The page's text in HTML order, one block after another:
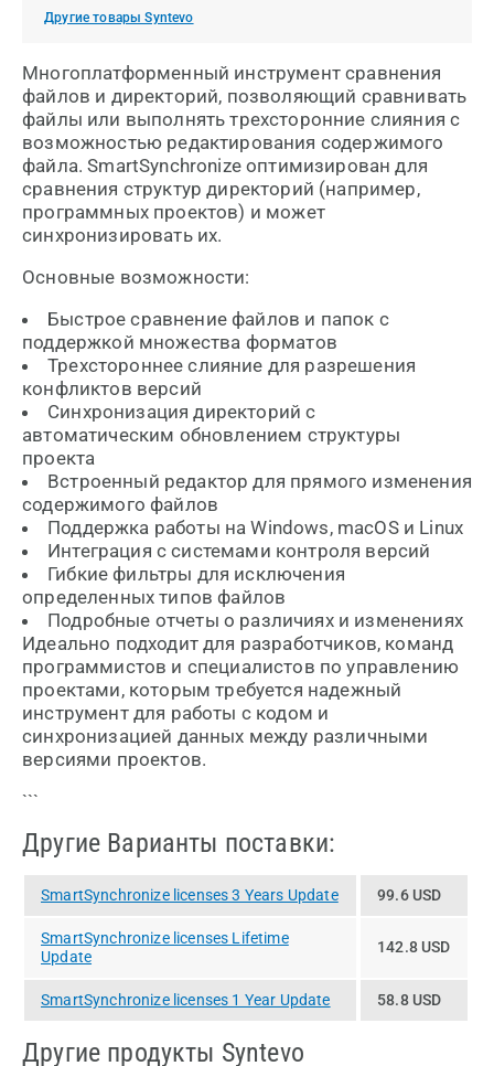
Другие товары Syntevo
Многоплатформенный инструмент сравнения
файлов и директорий, позволяющий сравнивать
файлы или выполнять трехсторонние слияния с
возможностью редактирования содержимого
файла. SmartSynchronize оптимизирован для
сравнения структур директорий (например,
программных проектов) и может
синхронизировать их.
Основные возможности:
Быстрое сравнение файлов и папок с
поддержкой множества форматов
Трехстороннее слияние для разрешения
конфликтов версий
Синхронизация директорий с
автоматическим обновлением структуры
проекта
Встроенный редактор для прямого изменения
содержимого файлов
Поддержка работы на Windows, macOS и Linux
Интеграция с системами контроля версий
Гибкие фильтры для исключения
определенных типов файлов
Подробные отчеты о различиях и изменениях
Идеально подходит для разработчиков, команд
программистов и специалистов по управлению
проектами, которым требуется надежный
инструмент для работы с кодом и
синхронизацией данных между различными
версиями проектов.
```
Другие Варианты поставки:
SmartSynchronize licenses 3 Years Update 99.6 USD
SmartSynchronize licenses Lifetime
Update
142.8 USD
SmartSynchronize licenses 1 Year Update 58.8 USD
Другие продукты Syntevo